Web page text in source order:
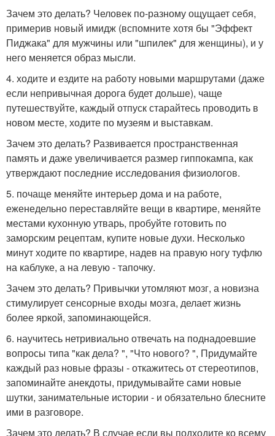
Зачем это делать? Человек по-разному ощущает себя,
примерив новый имидж (вспомните хотя бы "Эффект
Пиджака" для мужчины или "шпилек" для женщины), и у
него меняется образ мысли.
4. ходите и ездите на работу новыми маршрутами (даже
если непривычная дорога будет дольше), чаще
путешествуйте, каждый отпуск старайтесь проводить в
новом месте, ходите по музеям и выставкам.
Зачем это делать? Развивается пространственная
память и даже увеличивается размер гиппокампа, как
утверждают последние исследования физиологов.
5. почаще меняйте интерьер дома и на работе,
еженедельно переставляйте вещи в квартире, меняйте
местами кухонную утварь, пробуйте готовить по
заморским рецептам, купите новые духи. Несколько
минут ходите по квартире, надев на правую ногу туфлю
на каблуке, а на левую - тапочку.
Зачем это делать? Привычки утомляют мозг, а новизна
стимулирует сенсорные входы мозга, делает жизнь
более яркой, запоминающейся.
6. научитесь нетривиально отвечать на поднадоевшие
вопросы типа "как дела? ", "Что нового? ", Придумайте
каждый раз новые фразы - откажитесь от стереотипов,
запоминайте анекдоты, придумывайте сами новые
шутки, занимательные истории - и обязательно блесните
ими в разговоре.
Зачем это делать? В случае если вы подходите ко всему